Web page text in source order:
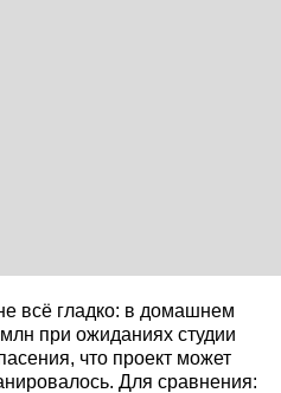
всё гладко: в домашнем
при ожиданиях студии
что проект может
Для сравнения: